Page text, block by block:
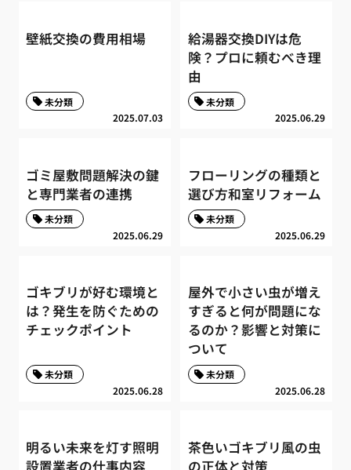
壁紙交換の費用相場
2025.07.03
未分類
給湯器交換DIYは危
険？プロに頼むべき理
由
2025.06.29
未分類
ゴミ屋敷問題解決の鍵
と専門業者の連携
2025.06.29
未分類
フローリングの種類と
選び方和室リフォーム
2025.06.29
未分類
ゴキブリが好む環境と
は？発生を防ぐための
チェックポイント
2025.06.28
未分類
屋外で小さい虫が増え
すぎると何が問題にな
るのか？影響と対策に
ついて
2025.06.28
未分類
明るい未来を灯す照明
設置業者の仕事内容
茶色いゴキブリ風の虫
の正体と対策